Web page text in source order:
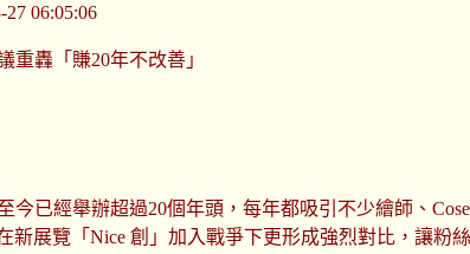
06:05:06
轟「賺20年不改善」
今已經舉辦超過20個年頭，每年都吸引不少繪師、
展覽「Nice 創」加入戰爭下更形成強烈對比，讓粉